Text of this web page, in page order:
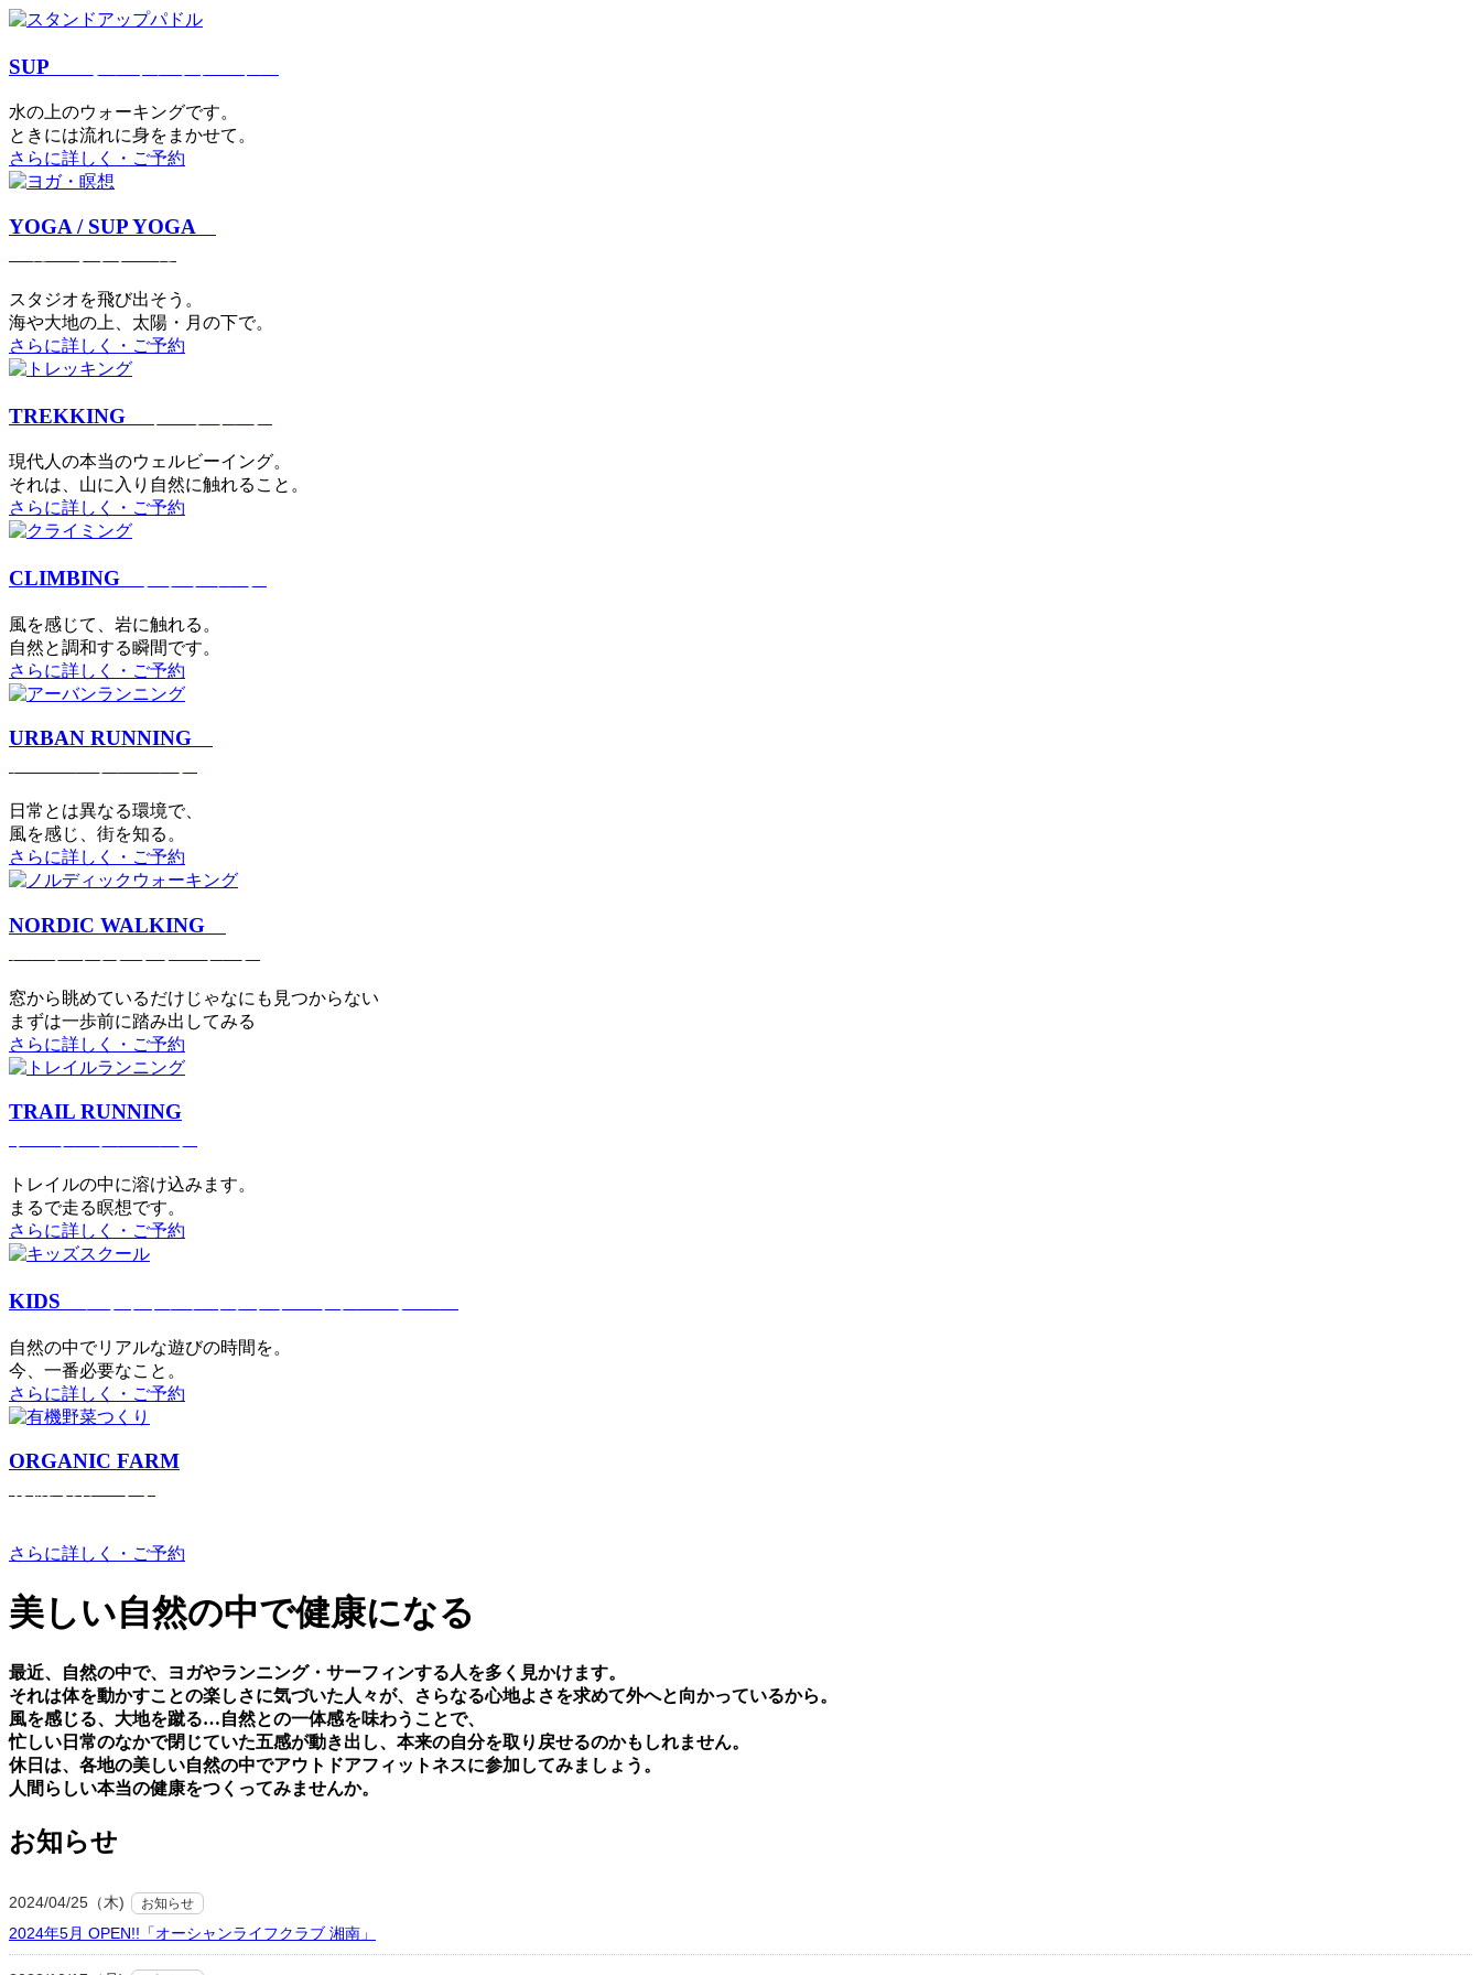
SUP
⽔の上のウォーキングです。
ときには流れに身をまかせて。
さらに詳しく・ご予約
YOGA / SUP YOGA
スタジオを⾶び出そう。
海や大地の上、太陽・⽉の下で。
さらに詳しく・ご予約
TREKKING
現代⼈の本当のウェルビーイング。
それは、⼭に⼊り⾃然に触れること。
さらに詳しく・ご予約
CLIMBING
⾵を感じて、岩に触れる。
⾃然と調和する瞬間です。
さらに詳しく・ご予約
URBAN RUNNING
日常とは異なる環境で、
風を感じ、街を知る。
さらに詳しく・ご予約
NORDIC WALKING
窓から眺めているだけじゃなにも見つからない
まずは一歩前に踏み出してみる
さらに詳しく・ご予約
TRAIL RUNNING
トレイルの中に溶け込みます。
まるで⾛る瞑想です。
さらに詳しく・ご予約
KIDS
⾃然の中でリアルな遊びの時間を。
今、⼀番必要なこと。
さらに詳しく・ご予約
ORGANIC FARM
さらに詳しく・ご予約
美しい⾃然の中で健康になる
最近、⾃然の中で、ヨガやランニング・サーフィンする⼈を多く⾒かけます。
それは体を動かすことの楽しさに気づいた⼈々が、さらなる⼼地よさを求めて外へと向かっているから。
⾵を感じる、⼤地を蹴る…⾃然との⼀体感を味わうことで、
忙しい⽇常のなかで閉じていた五感が動き出し、本来の⾃分を取り戻せるのかもしれません。
休⽇は、各地の美しい⾃然の中でアウトドアフィットネスに参加してみましょう。
⼈間らしい本当の健康をつくってみませんか。
お知らせ
2024/04/25（木) お知らせ
2024年5月 OPEN!!「オーシャンライフクラブ 湘南」